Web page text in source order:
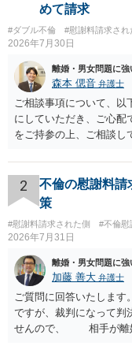
めて請求
#ダブル不倫 #慰謝料請求され
2026年7月30日
離婚・男女問題に強
森本 偲音 弁護士
ご相談事項について、以
にしていただき、ご心配
をご持参の上、ご相談し
される可能性はあるの
やり取り等の経緯、誓
の 金銭であったと評価
どの程度証拠価値がある
を見ない限り、具体的
と考えます。 ③ 借用書
することは認められるの
取る正当な権利がない
るものかと推察します
は現在、収入も不安定で
今年に再婚したが主人
2
不倫の慰謝料請
策
#慰謝料請求された側 #不倫慰
2026年7月31日
離婚・男女問題に強
加藤 善大 弁護士
ご質問に回答いたし
ですが、裁判になって判
せんので、 相手が離婚